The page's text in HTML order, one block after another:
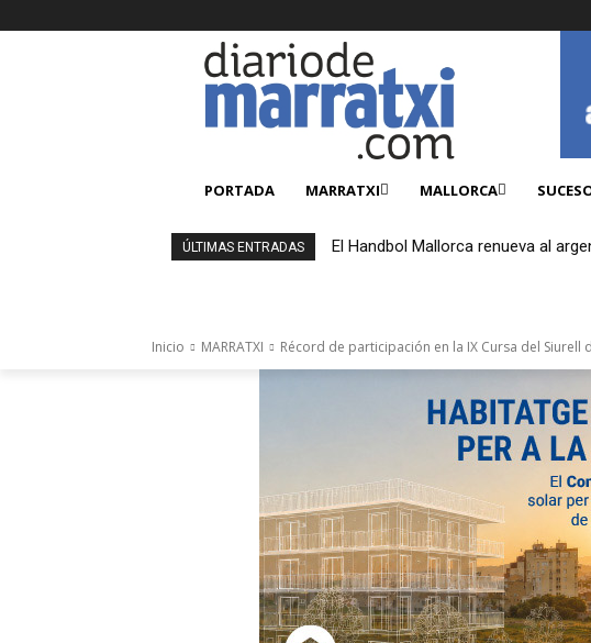
PORTADA MARRATXI MALLORCA
ÚLTIMAS ENTRADAS El Handbol Mallorca renueva al
Inicio MARRATXI Récord de participación en la IX Cursa del Siurell